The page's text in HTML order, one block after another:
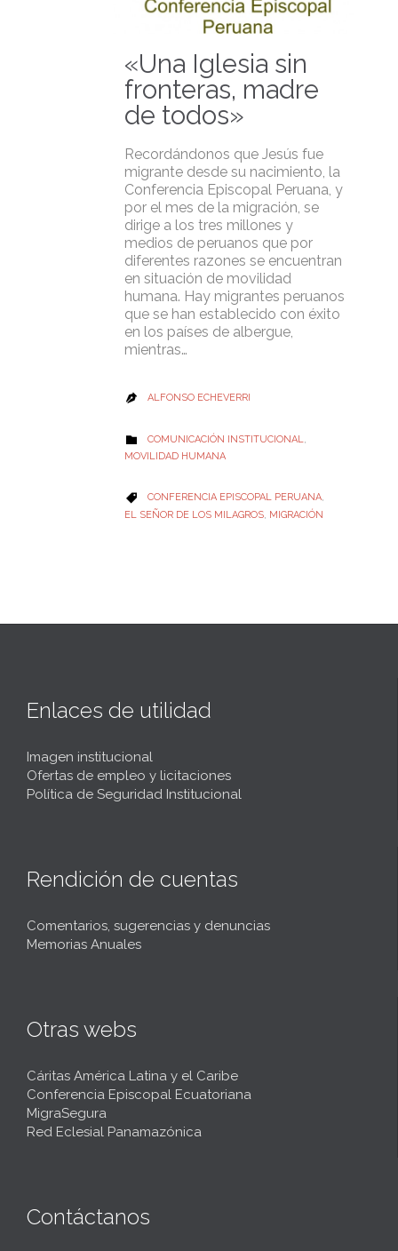
«Una Iglesia sin
fronteras, madre
de todos»
Recordándonos que Jesús fue
migrante desde su nacimiento, la
Conferencia Episcopal Peruana, y
por el mes de la migración, se
dirige a los tres millones y
medios de peruanos que por
diferentes razones se encuentran
en situación de movilidad
humana. Hay migrantes peruanos
que se han establecido con éxito
en los países de albergue,
mientras…
 ALFONSO ECHEVERRI
 CATEGORY
COMUNICACIÓN INSTITUCIONAL,
MOVILIDAD HUMANA
 CATEGORY
CONFERENCIA EPISCOPAL PERUANA,
EL SEÑOR DE LOS MILAGROS, MIGRACIÓN
Enlaces de utilidad
Imagen institucional
Ofertas de empleo y licitaciones
Política de Seguridad Institucional
Rendición de cuentas
Comentarios, sugerencias y denuncias
Memorias Anuales
Otras webs
Cáritas América Latina y el Caribe
Conferencia Episcopal Ecuatoriana
MigraSegura
Red Eclesial Panamazónica
Contáctanos